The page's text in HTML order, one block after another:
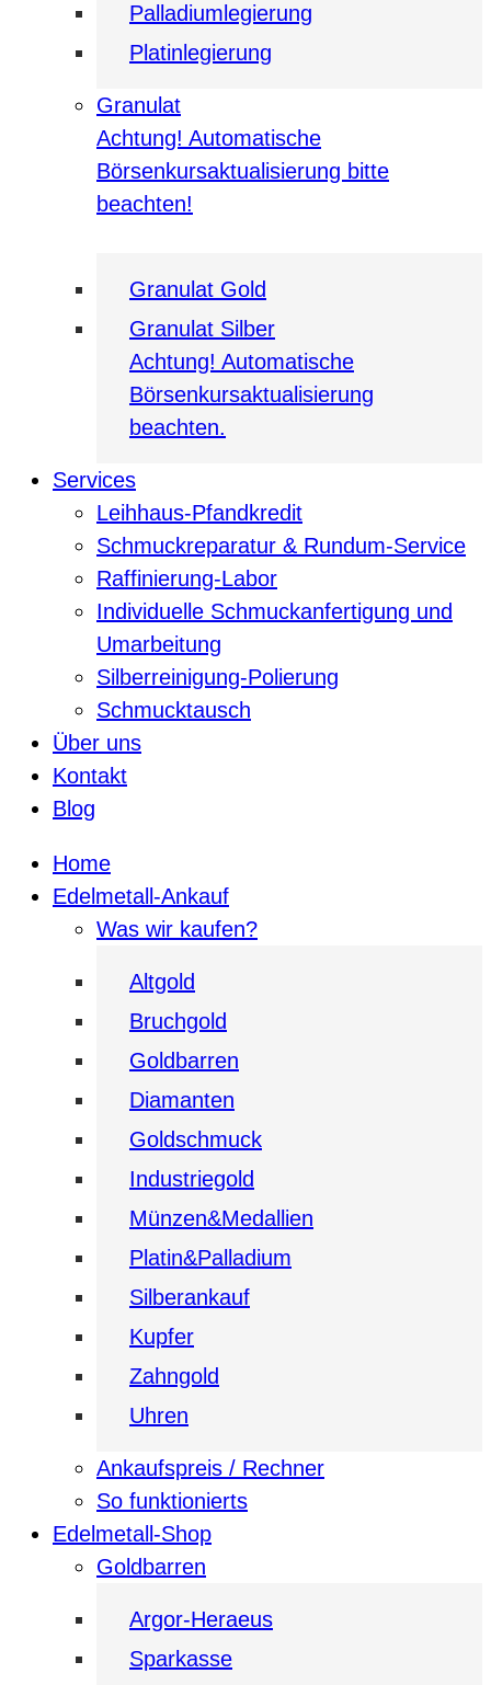
Palladiumlegierung
Platinlegierung
Granulat
Achtung! Automatische
Börsenkursaktualisierung bitte
beachten!
Granulat Gold
Granulat Silber
Achtung! Automatische
Börsenkursaktualisierung
beachten.
Services
Leihhaus-Pfandkredit
Schmuckreparatur & Rundum-Service
Raffinierung-Labor
Individuelle Schmuckanfertigung und
Umarbeitung
Silberreinigung-Polierung
Schmucktausch
Über uns
Kontakt
Blog
Home
Edelmetall-Ankauf
Was wir kaufen?
Altgold
Bruchgold
Goldbarren
Diamanten
Goldschmuck
Industriegold
Münzen&Medallien
Platin&Palladium
Silberankauf
Kupfer
Zahngold
Uhren
Ankaufspreis / Rechner
So funktionierts
Edelmetall-Shop
Goldbarren
Argor-Heraeus
Sparkasse